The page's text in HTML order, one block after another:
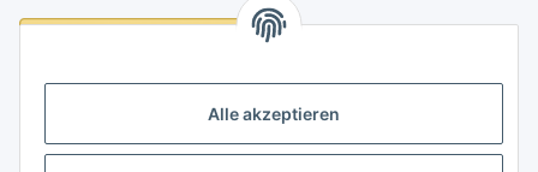
Alle akzeptieren
Logistikpartner